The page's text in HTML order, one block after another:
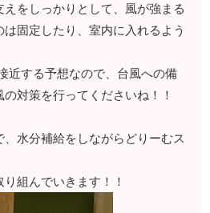
をしっかりとして、風が強まる
固定したり、室内に入れるよう
近する予想なので、台風への備
対策を行ってくださいね！！
水分補給をしながらどりーむス
組んでいきます！！